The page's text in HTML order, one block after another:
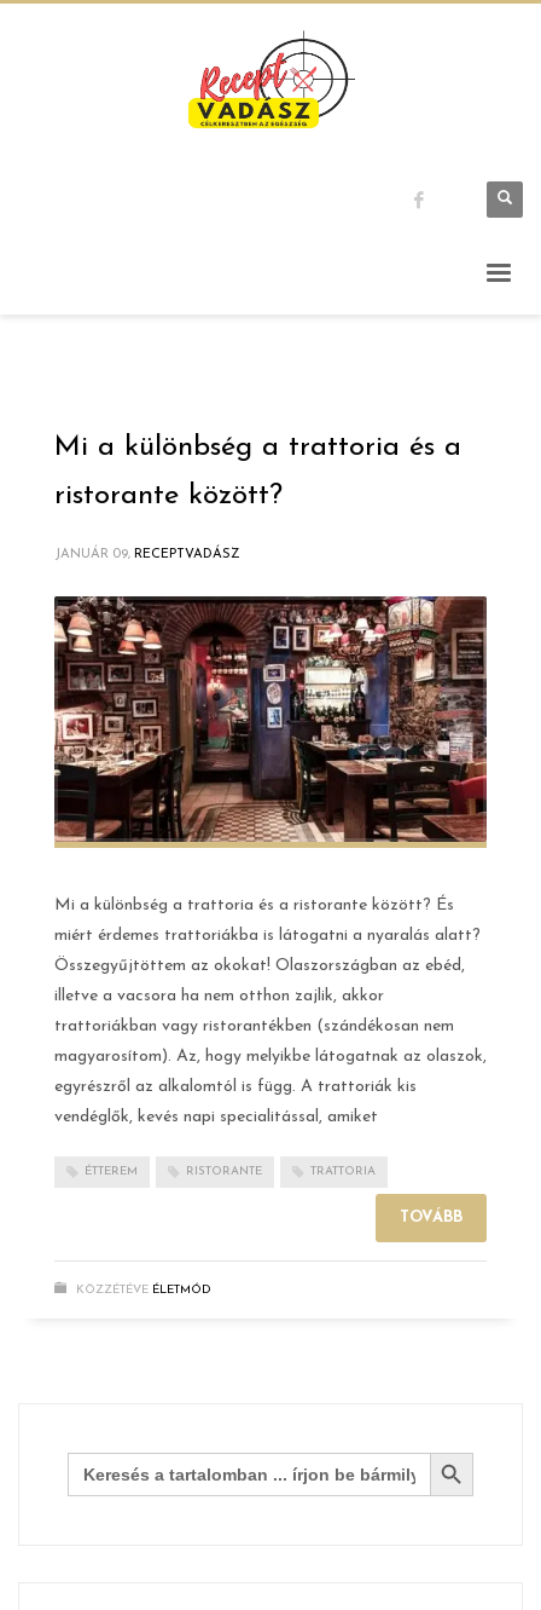
Mi a különbség a trattoria és a
ristorante között?
JANUÁR 09, RECEPTVADÁSZ
Mi a különbség a trattoria és a ristorante között? És
miért érdemes trattoriákba is látogatni a nyaralás alatt?
Összegyűjtöttem az okokat! Olaszországban az ebéd,
illetve a vacsora ha nem otthon zajlik, akkor
trattoriákban vagy ristorantékben (szándékosan nem
magyarosítom). Az, hogy melyikbe látogatnak az olaszok,
egyrészről az alkalomtól is függ. A trattoriák kis
vendéglők, kevés napi specialitással, amiket
ÉTTEREM RISTORANTE TRATTORIA
TOVÁBB
KÖZZÉTÉVE ÉLETMÓD
Search
for:
Search Button